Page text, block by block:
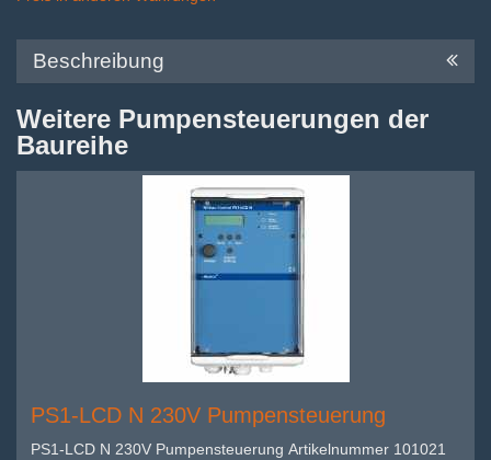
Beschreibung
Weitere Pumpensteuerungen der
Baureihe
PS1-LCD N 230V Pumpensteuerung
PS1-LCD N 230V Pumpensteuerung Artikelnummer 101021